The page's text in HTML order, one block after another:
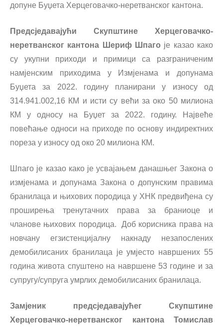
допуне Буџета Херцеговачко-неретванског кантона.
Предсједавајући Скупштине Херцеговачко-
неретванског кантона Шериф Шпаго је казао како
су укупни приходи и примици са разграниченим
намјенским приходима у Измјенама и допунама
Буџета за 2022. годину планирани у износу од
314.941.002,16 КМ и исти су већи за око 50 милиона
КМ у односу на Буџет за 2022. годину. Највеће
повећање односи на приходе по основу индиректних
пореза у износу од око 20 милиона КМ.
Шпаго је казао како је усвајањем данашњег Закона о
измјенама и допунама Закона о допунским правима
бранилаца и њихових породица у ХНК предвиђена су
проширења тренутачних права за браниоце и
чланове њихових породица. Доб корисника права на
новчану егзистенцијалну накнаду незапослених
демобилисаних бранилаца је умјесто навршених 55
година живота спуштено на навршене 53 године и за
супругу/супруга умрлих демобилисаних бранилаца.
Замјеник предсједавајућег Скупштине
Херцеговачко-неретванског кантона Томислав